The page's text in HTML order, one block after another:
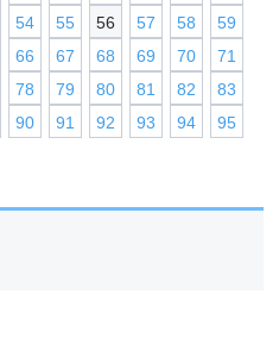
54 55 56 57 58
59
66 67 68 69 70
71
78 79 80 81 82
83
90 91 92 93 94
95